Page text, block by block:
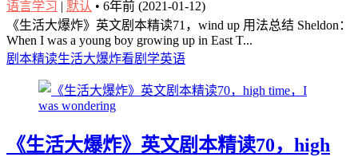
语言学习 | 默认 • 6年前 (2021-01-12)
《生活大爆炸》英文剧本精读71，wind up 用法总结 Sheldon：
When I was a young boy growing up in East T...
剧本精读生活大爆炸看剧学英语
《生活大爆炸》英文剧本精读70，high